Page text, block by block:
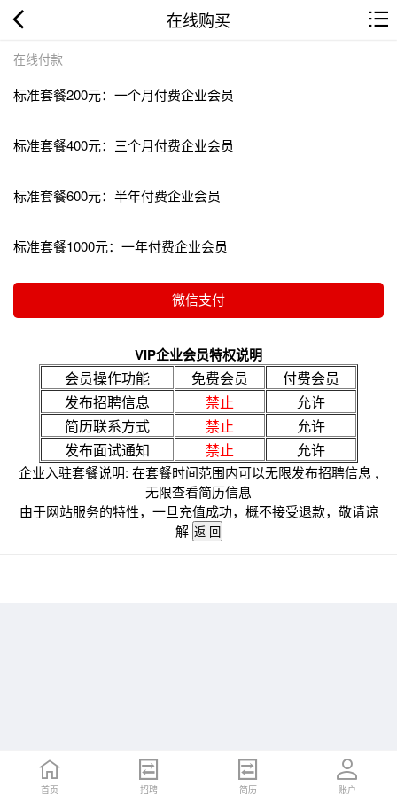
在线购买
在线付款
标准套餐200元：一个月付费企业会员
标准套餐400元：三个月付费企业会员
标准套餐600元：半年付费企业会员
标准套餐1000元：一年付费企业会员
VIP企业会员特权说明
会员操作功能 免费会员
付费会员
发布招聘信息
禁止
允许
简历联系方式
禁止
允许
发布面试通知
禁止 允许
企业入驻套餐说明: 在套餐时间范围内可以无限发布招聘信息 ,
无限查看简历信息
由于网站服务的特性，一旦充值成功，概不接受退款，敬请谅
解
首页 招聘 简历 账户